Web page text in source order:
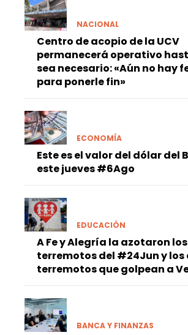
NACIONAL
Centro de acopio de la UCV
permanecerá operativo
sea necesario: «Aún no hay
para ponerle fin»
ECONOMÍA
Este es el valor del dólar del
este jueves #6Ago
EDUCACIÓN
A Fe y Alegría la azotaron los
terremotos del #24Jun y los
terremotos que golpean a
BANCA Y FINANZAS